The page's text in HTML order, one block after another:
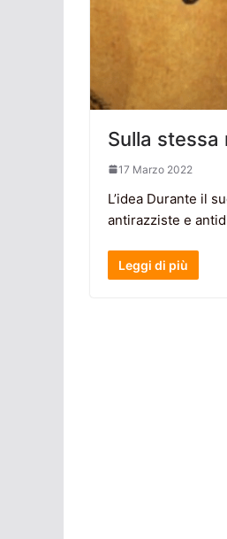
Sulla stessa
17 Marzo 2022
L’idea Durante il
antirazziste e
Leggi di più